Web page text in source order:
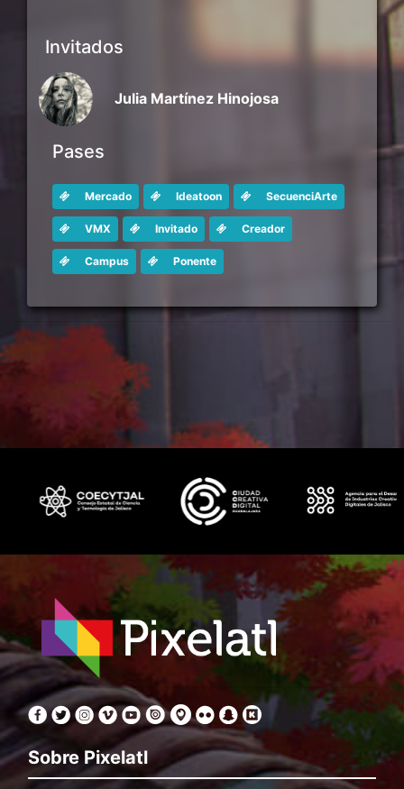
Invitados
Julia Martínez Hinojosa
Pases
Mercado Ideatoon SecuenciArte
VMX Invitado Creador
Campus Ponente
Sobre Pixelatl